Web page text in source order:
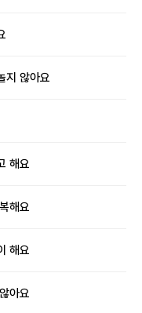
지 않아요
해요
해요
해요
아요